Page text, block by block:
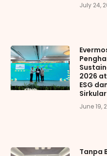
July 24,
2026
ESG
Sirkular
June 19,
Tanpa